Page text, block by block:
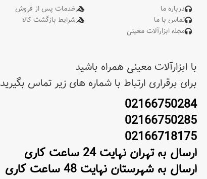
درباره ما
تماس با ما
مجله ابزارآلات معینی
خدمات پس از فروش
شرایط بازگشت کالا
با ابزارآلات معینی همراه باشید
برای برقراری ارتباط با شماره های زیر تماس بگیرید
02166750284
02166750285
02166718175
ارسال به تهران نهایت 24 ساعت کاری
ارسال به شهرستان نهایت 48 ساعت کاری